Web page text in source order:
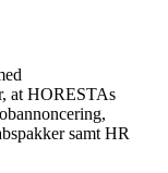
at HORESTAs
samt HR